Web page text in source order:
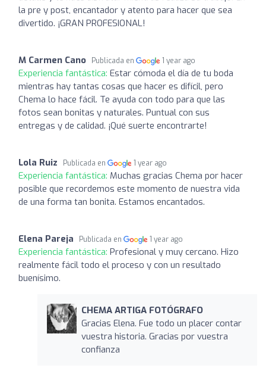
la pre y post, encantador y atento para hacer que sea
divertido. ¡GRAN PROFESIONAL!
M Carmen Cano Publicada en 1 year ago
Experiencia fantástica: Estar cómoda el día de tu boda
mientras hay tantas cosas que hacer es difícil, pero
Chema lo hace fácil. Te ayuda con todo para que las
fotos sean bonitas y naturales. Puntual con sus
entregas y de calidad. ¡Qué suerte encontrarte!
Lola Ruiz Publicada en 1 year ago
Experiencia fantástica: Muchas gracias Chema por hacer
posible que recordemos este momento de nuestra vida
de una forma tan bonita. Estamos encantados.
Elena Pareja Publicada en 1 year ago
Experiencia fantástica: Profesional y muy cercano. Hizo
realmente fácil todo el proceso y con un resultado
buenísimo.
CHEMA ARTIGA FOTÓGRAFO
Gracias Elena. Fue todo un placer contar
vuestra historia. Gracias por vuestra
confianza